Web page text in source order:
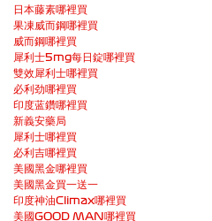
日本藤素哪裡買
果凍威而鋼哪裡買
威而鋼哪裡買
犀利士5mg每日錠哪裡買
雙效犀利士哪裡買
必利劲哪裡買
印度蓝鑽哪裡買
新義安藥局
犀利士哪裡買
必利吉哪裡買
美國黑金哪裡買
美國黑金買一送一
印度神油Climax哪裡買
美國GOOD MAN哪裡買